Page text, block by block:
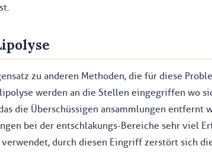
zu anderen Methoden, die für diese
werden an die Stellen eingegriffen wo
die Überschüssigen ansammlungen entfernt
bei der entschlakungs-Bereiche sehr viel
durch diesen Eingriff zerstört sich